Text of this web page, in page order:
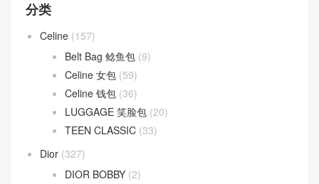
Celine(157)
Belt Bag 鲶鱼包(9)